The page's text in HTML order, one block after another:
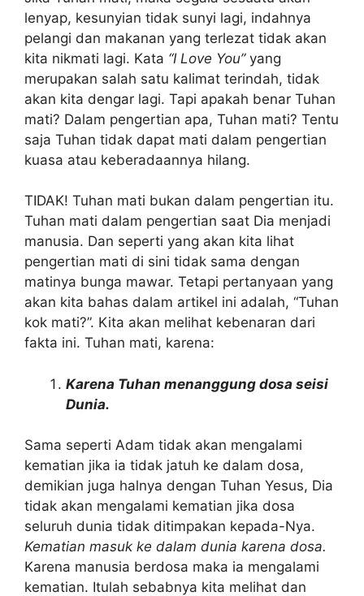
lenyap, kesunyian tidak sunyi lagi, indahnya
pelangi dan makanan yang terlezat tidak akan
kita nikmati lagi. Kata “I Love You”yang
merupakan salah satu kalimat terindah, tidak
akan kita dengar lagi. Tapi apakah benar Tuhan
mati? Dalam pengertian apa, Tuhan mati? Tentu
saja Tuhan tidak dapat mati dalam pengertian
kuasa atau keberadaannya hilang.
TIDAK! Tuhan mati bukan dalam pengertian itu.
Tuhan mati dalam pengertian saat Dia menjadi
manusia. Dan seperti yang akan kita lihat
pengertian mati di sini tidak sama dengan
matinya bunga mawar. Tetapi pertanyaan yang
akan kita bahas dalam artikel ini adalah, “Tuhan
kok mati?”. Kita akan melihat kebenaran dari
fakta ini. Tuhan mati, karena:
Karena Tuhan menanggung dosa seisi
Dunia.
Sama seperti Adam tidak akan mengalami
kematian jika ia tidak jatuh ke dalam dosa,
demikian juga halnya dengan Tuhan Yesus, Dia
tidak akan mengalami kematian jika dosa
seluruh dunia tidak ditimpakan kepada-Nya.
Kematian masuk ke dalam dunia karena dosa.
Karena manusia berdosa maka ia mengalami
kematian. Itulah sebabnya kita melihat dan